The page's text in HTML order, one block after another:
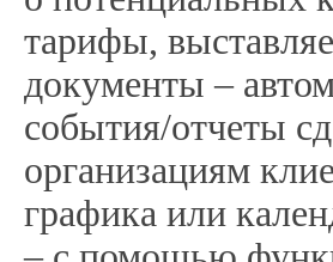
тарифы,
документы –
события/отчеты
организациям
графика или